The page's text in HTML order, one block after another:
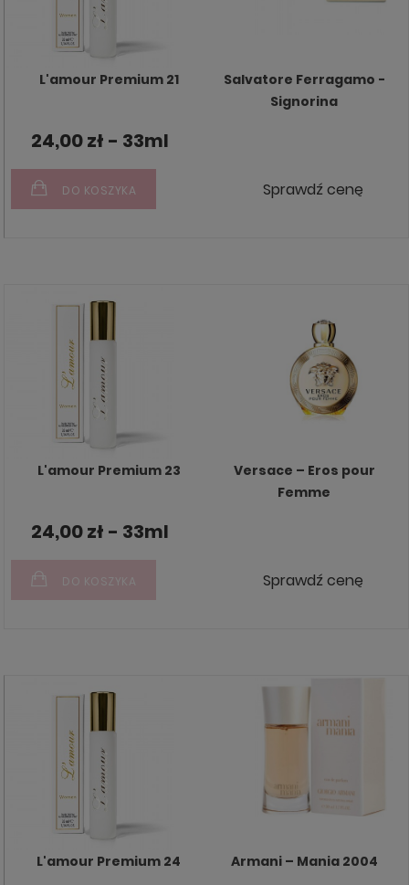
L'amour Premium 21
Salvatore Ferragamo -
Signorina
24,00 zł - 33ml
DO KOSZYKA Sprawdź cenę
L'amour Premium 23
Versace – Eros pour
Femme
24,00 zł - 33ml
DO KOSZYKA Sprawdź cenę
L'amour Premium 24 Armani – Mania 2004